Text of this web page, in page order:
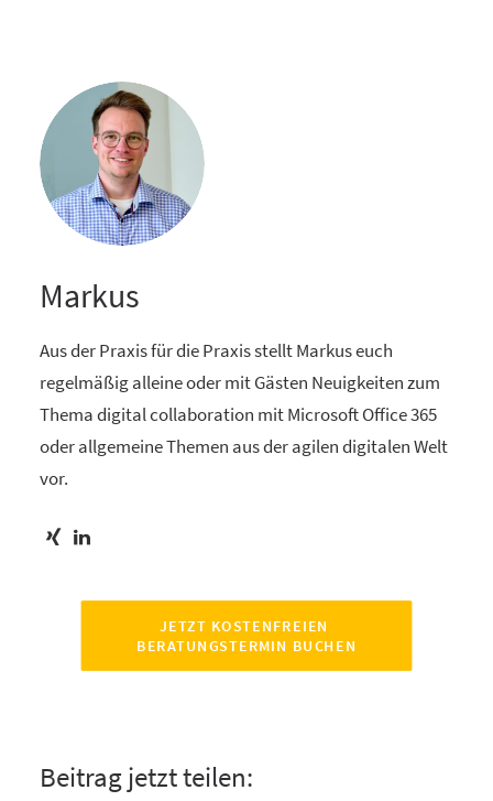
Markus
Aus der Praxis für die Praxis stellt Markus euch
regelmäßig alleine oder mit Gästen Neuigkeiten zum
Thema digital collaboration mit Microsoft Office 365
oder allgemeine Themen aus der agilen digitalen Welt
vor.
JETZT KOSTENFREIEN
BERATUNGSTERMIN BUCHEN
Beitrag jetzt teilen: